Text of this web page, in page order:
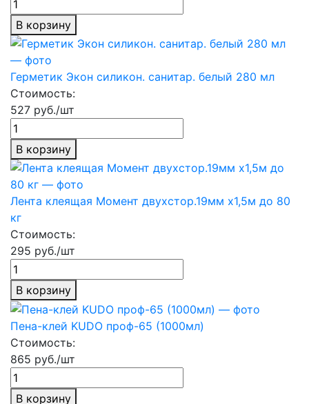
В корзину
Герметик Экон силикон. санитар. белый 280 мл
Стоимость:
527 руб./шт
В корзину
Лента клеящая Момент двухстор.19мм х1,5м до 80
кг
Стоимость:
295 руб./шт
В корзину
Пена-клей KUDO проф-65 (1000мл)
Стоимость:
865 руб./шт
В корзину